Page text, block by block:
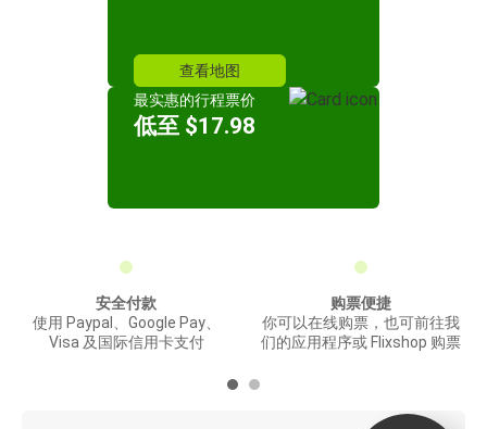
查看地图
最实惠的行程票价
低至 $17.98
安全付款
使用 Paypal、Google Pay、
Visa 及国际信用卡支付
购票便捷
你可以在线购票，也可前往我
们的应用程序或 Flixshop 购票